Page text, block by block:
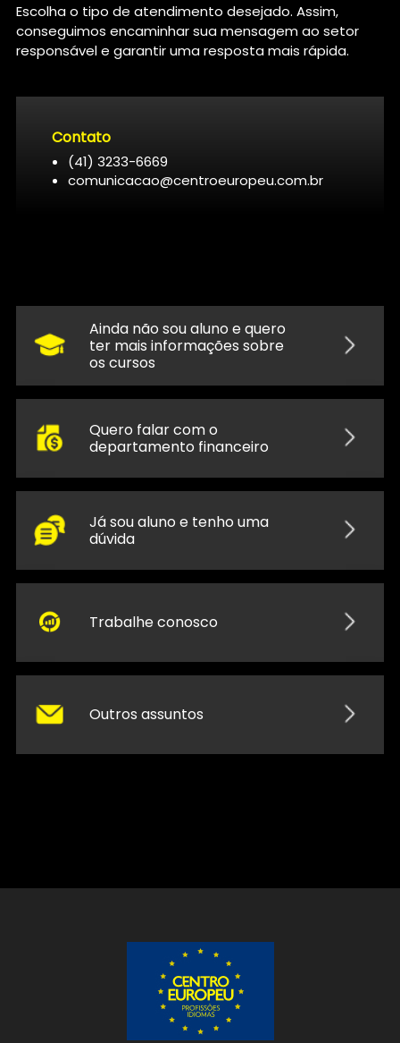
Escolha o tipo de atendimento desejado. Assim,
conseguimos encaminhar sua mensagem ao setor
responsável e garantir uma resposta mais rápida.
Contato
(41) 3233-6669
comunicacao@centroeuropeu.com.br
Ainda não sou aluno e quero
ter mais informações sobre
os cursos
Quero falar com o
departamento financeiro
Já sou aluno e tenho uma
dúvida
Trabalhe conosco
Outros assuntos